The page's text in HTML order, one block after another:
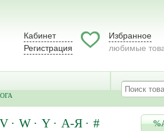
Кабинет
Регистрация
Избранное
любимые
V W Y А-Я #